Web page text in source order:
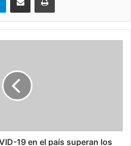
19 en el país superan los